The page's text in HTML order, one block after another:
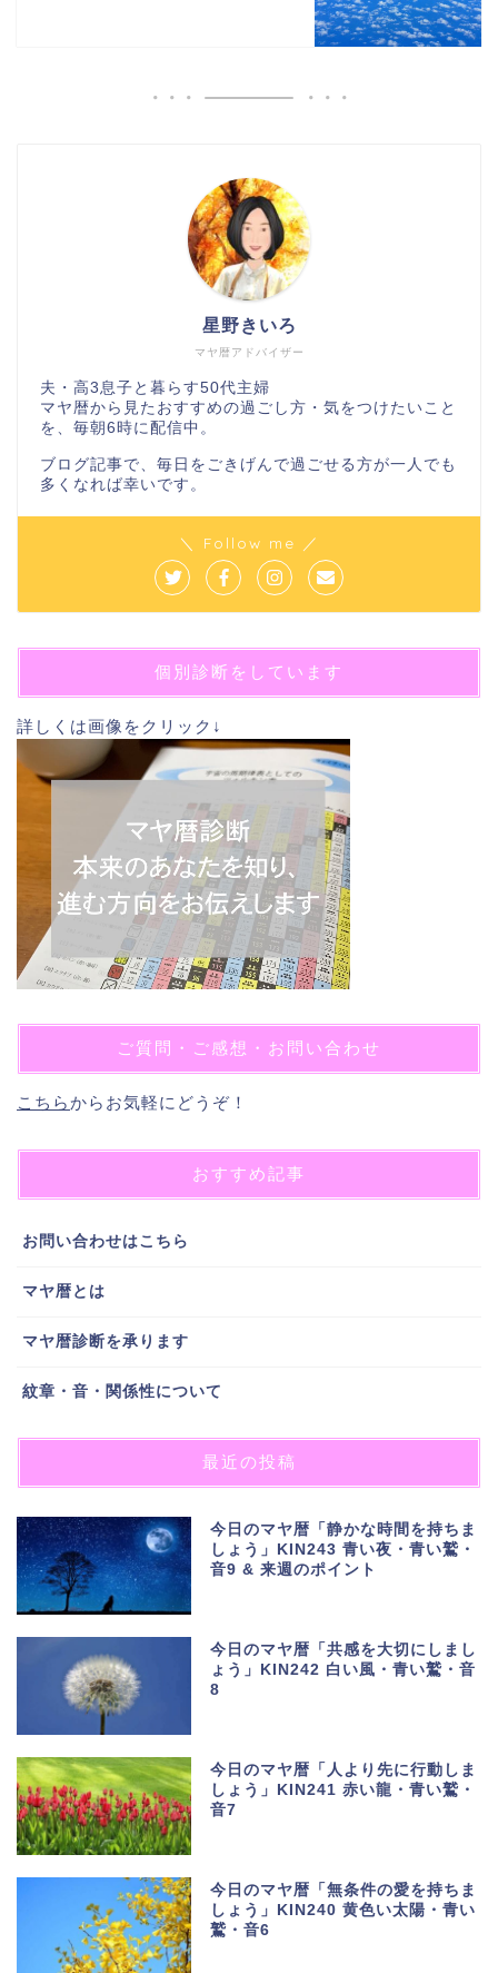
マヤ暦アドバイザー
星野きいろ
夫・高3息子と暮らす50代主婦
マヤ暦から見たおすすめの過ごし方・気をつけたいこと
を、毎朝6時に配信中。
ブログ記事で、毎日をごきげんで過ごせる方が一人でも
多くなれば幸いです。
＼ Follow me ／
個別診断をしています
詳しくは画像をクリック↓
ご質問・ご感想・お問い合わせ
こちらからお気軽にどうぞ！
おすすめ記事
お問い合わせはこちら
マヤ暦とは
マヤ暦診断を承ります
紋章・音・関係性について
最近の投稿
今日のマヤ暦「静かな時間を持ちま
しょう」KIN243 青い夜・青い鷲・
音9 & 来週のポイント
今日のマヤ暦「共感を大切にしまし
ょう」KIN242 白い風・青い鷲・音
8
今日のマヤ暦「人より先に行動しま
しょう」KIN241 赤い龍・青い鷲・
音7
今日のマヤ暦「無条件の愛を持ちま
しょう」KIN240 黄色い太陽・青い
鷲・音6